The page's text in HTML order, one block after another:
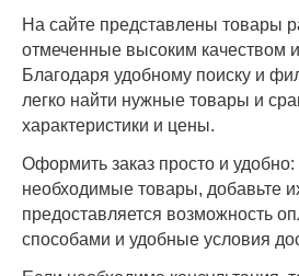
На сайте представлены товары
отмеченные высоким качеством
Благодаря удобному поиску и
легко найти нужные товары и
характеристики и цены.
Оформить заказ просто и
необходимые товары, добавьте
предоставляется возможность
способами и удобные условия